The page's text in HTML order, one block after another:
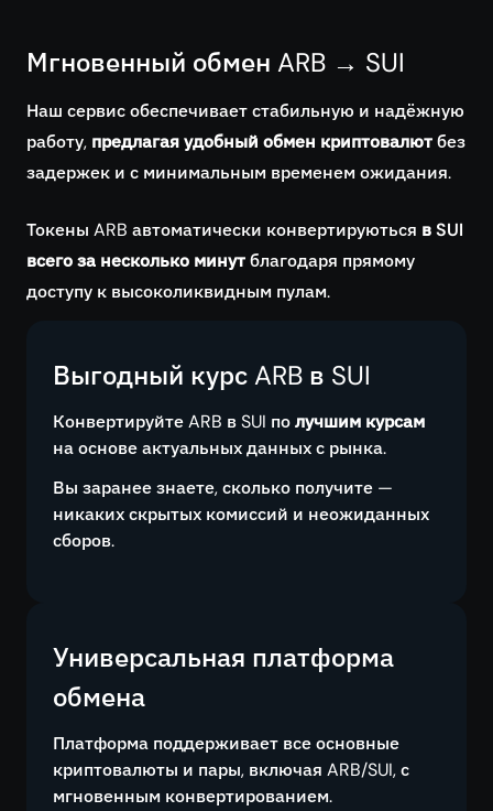
Мгновенный обмен ARB → SUI
Наш сервис обеспечивает стабильную и надёжную
работу, предлагая удобный обмен криптовалютбез
задержек и с минимальным временем ожидания.
Токены ARB автоматически конвертируються в SUI
всего за несколько минутблагодаря прямому
доступу к высоколиквидным пулам.
Выгодный курс ARB в SUI
Конвертируйте ARB в SUI получшим курсам
на основе актуальных данных с рынка.
Вы заранее знаете, сколько получите —
никаких скрытых комиссий и неожиданных
сборов.
Универсальная платформа
обмена
Платформа поддерживает все основные
криптовалюты и пары, включая ARB/SUI, с
мгновенным конвертированием.